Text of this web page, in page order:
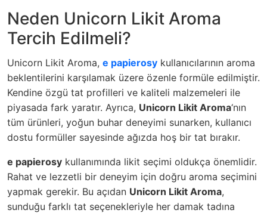
Neden Unicorn Likit Aroma
Tercih Edilmeli?
Unicorn Likit Aroma, e papierosy kullanıcılarının aroma
beklentilerini karşılamak üzere özenle formüle edilmiştir.
Kendine özgü tat profilleri ve kaliteli malzemeleri ile
piyasada fark yaratır. Ayrıca, Unicorn Likit Aroma‘nın
tüm ürünleri, yoğun buhar deneyimi sunarken, kullanıcı
dostu formüller sayesinde ağızda hoş bir tat bırakır.
e papierosy kullanımında likit seçimi oldukça önemlidir.
Rahat ve lezzetli bir deneyim için doğru aroma seçimini
yapmak gerekir. Bu açıdan Unicorn Likit Aroma,
sunduğu farklı tat seçenekleriyle her damak tadına